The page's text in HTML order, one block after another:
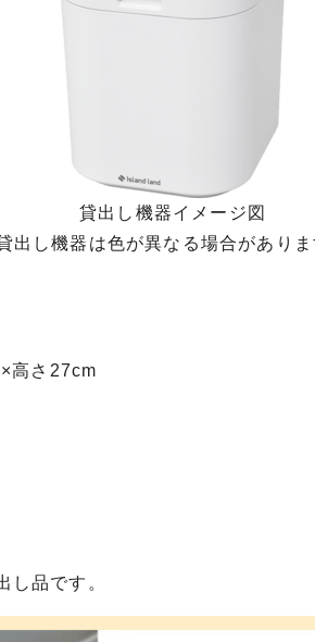
貸出し機器イメージ図
貸出し機器は色が異なる場合がありま
高さ27cm
し品です。